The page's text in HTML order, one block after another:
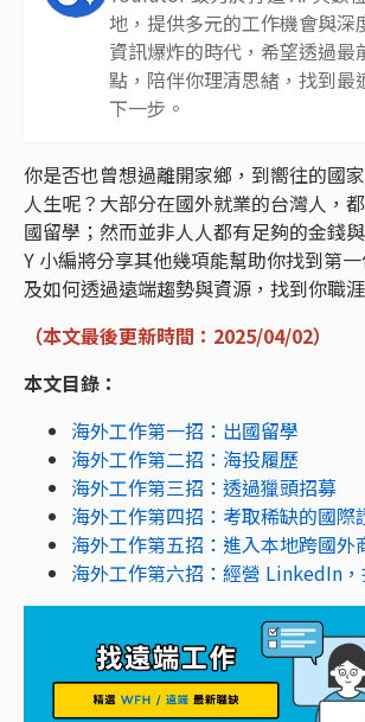
地，提供多元的工作機會與深
資訊爆炸的時代，希望透過最
點，陪伴你理清思緒，找到最
下一步。
你是否也曾想過離開家鄉，到嚮往的國
人生呢？大部分在國外就業的台灣人，
國留學；然而並非人人都有足夠的金錢
Y 小編將分享其他幾項能幫助你找到第
及如何透過遠端趨勢與資源，找到你職
（本文最後更新時間：2025/04/02）
本文目錄：
海外工作第一招：出國留學
海外工作第二招：海投履歷
海外工作第三招：透過獵頭招募
海外工作第四招：考取稀缺的國際
海外工作第五招：進入本地跨國外
海外工作第六招：經營 LinkedIn